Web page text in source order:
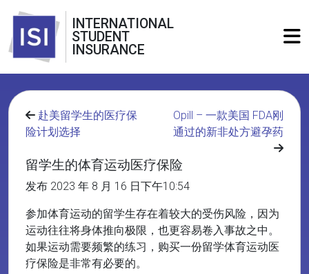
INTERNATIONAL
STUDENT
INSURANCE
赴美留学生的医疗保
险计划选择
Opill – 一款美国 FDA刚
通过的新非处方避孕药
留学生的体育运动医疗保险
发布 2023 年 8 月 16 日下午10:54
参加体育运动的留学生存在着较大的受伤风险，因为
运动往往将身体推向极限，也更容易卷入事故之中。
如果运动需要频繁的练习，购买一份留学体育运动医
疗保险是非常有必要的。